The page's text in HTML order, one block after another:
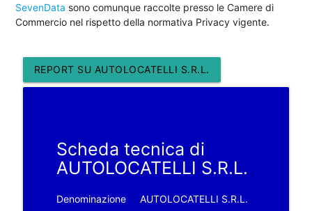
SevenData sono comunque raccolte presso le Camere di
Commercio nel rispetto della normativa Privacy vigente.
REPORT SU AUTOLOCATELLI S.R.L.
Scheda tecnica di
AUTOLOCATELLI S.R.L.
Denominazione AUTOLOCATELLI S.R.L.